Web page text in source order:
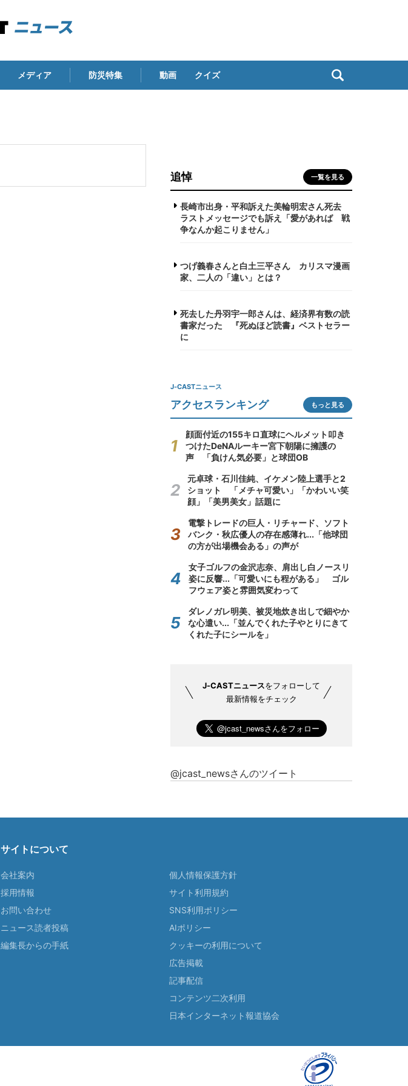
メディア 防災特集 動画 クイズ
追悼 一覧を見る
長崎市出身・平和訴えた美輪明宏さん死去
ラストメッセージでも訴え「愛があれば 戦
争なんか起こりません」
つげ義春さんと白土三平さん カリスマ漫画
家、二人の「違い」とは？
死去した丹羽宇一郎さんは、経済界有数の読
書家だった 『死ぬほど読書』ベストセラー
に
J-CASTニュース
アクセスランキング もっと見る
顔面付近の155キロ直球にヘルメット叩き
つけたDeNAルーキー宮下朝陽に擁護の
声 「負けん気必要」と球団OB
元卓球・石川佳純、イケメン陸上選手と2
ショット 「メチャ可愛い」「かわいい笑
顔」「美男美女」話題に
電撃トレードの巨人・リチャード、ソフト
バンク・秋広優人の存在感薄れ...「他球団
の方が出場機会ある」の声が
女子ゴルフの金沢志奈、肩出し白ノースリ
姿に反響...「可愛いにも程がある」 ゴル
フウェア姿と雰囲気変わって
ダレノガレ明美、被災地炊き出しで細やか
な心遣い...「並んでくれた子やとりにきて
くれた子にシールを」
J-CASTニュースをフォローして
最新情報をチェック
@jcast_newsさんのツイート
サイトについて
会社案内
採用情報
お問い合わせ
ニュース読者投稿
編集長からの手紙
個人情報保護方針
サイト利用規約
SNS利用ポリシー
AIポリシー
クッキーの利用について
広告掲載
記事配信
コンテンツ二次利用
日本インターネット報道協会